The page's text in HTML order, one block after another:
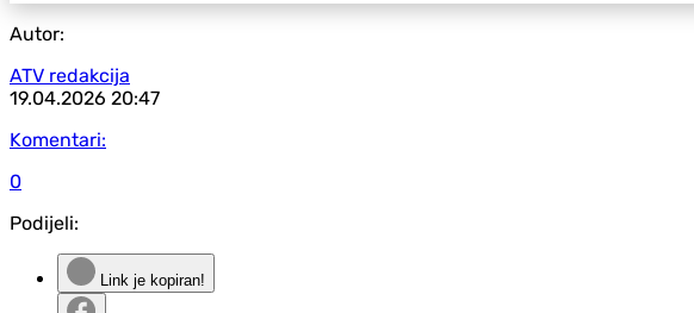
Autor:
ATV redakcija
19.04.2026 20:47
Komentari:
0
Podijeli:
Link je kopiran!